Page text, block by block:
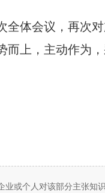
体会议，再次
上，主动作为
或个人对该部分主张知